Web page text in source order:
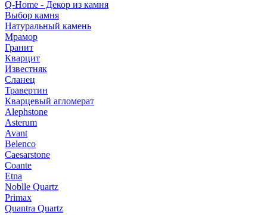
Q-Home - Декор из камня
Выбор камня
Натуральный камень
Мрамор
Гранит
Кварцит
Известняк
Сланец
Травертин
Кварцевый агломерат
Alephstone
Asterum
Avant
Belenco
Caesarstone
Coante
Etna
Noblle Quartz
Primax
Quantra Quartz